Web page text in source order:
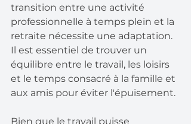
transition entre une activité
professionnelle à temps plein et la
retraite nécessite une adaptation.
Il est essentiel de trouver un
équilibre entre le travail, les loisirs
et le temps consacré à la famille et
aux amis pour éviter l'épuisement.
Bien que le travail puisse